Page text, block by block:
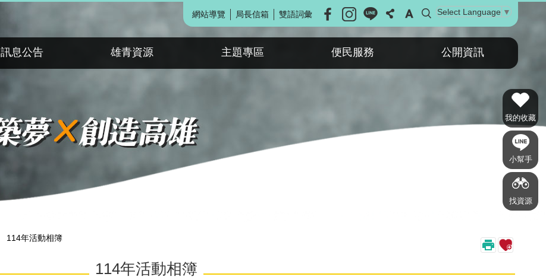
網站導覽 局長信箱 雙語詞彙 Select Language ▼
訊息公告 雄青資源 主題專區 便民服務 公開資訊
我的收藏
小幫手
找資源
114年活動相簿
114年活動相簿